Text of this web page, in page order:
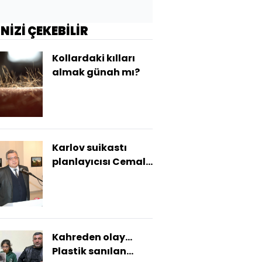
ÇEKEBİLİR
Kollardaki kılları
almak günah mı?
Karlov suikastı
planlayıcısı Cemal
Kahreden olay...
Plastik sanılan